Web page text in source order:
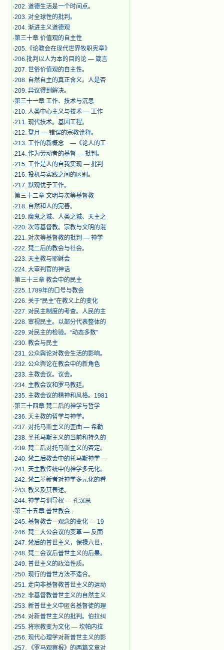
·202. 道德生活是一个时间点。
·203. 对全球性的批判。
·204. 渐进主义道德观
·第三十章 价值观的自主性
·205.《论教会在现代世界牧职宪章》
·206.批判以人为本的目的论 — 箴言
·207. 世俗价值观的自主性。
·208. 自然自主的真正含义。人是否
·209. 异议得到解决。
·第三十一章 工作、技术与沉思
·210. 人类中心主义与技术 — 工作
·211. 现代技术。基因工程。
·212. 登月 — 错误的宗教诠释。
·213. 工作的新概念 —《论人的工
·214. 作为劳动者的基督 — 批判。
·215. 工作是人的自我实现 — 批判
·216. 投机与实践之间的区别。
·217. 默观优于工作。
·第三十二章 文明与次等基督教
·218. 自然和人的完善。
·219. 魔鬼之城、人类之城、天主之
·220. 次等基督教。宗教与文明的混
·221. 对次等基督教的批判 — 神学
·222. 梵二后的教会与社会。
·223. 天主教与耶稣会
·224. 大审判官的神话
·第三十三章 教会中的民主
·225. 1789年的口号与教会
·226. 关于“民主”在教义上的变化
·227. 对民主制度的考查。人民的主
·228. 审视民主。以部分代表整体的
·229. 对民主的检验。“动态多数”
·230. 教会与民主
·231. 公众舆论对教会生活的影响。
·232. 公众舆论在教会中的新角色
·233. 主教会议。议会。
·234. 主教会议和罗马教廷。
·235. 主教会议的精神和风格。1981
·第三十四章 梵二后的神学与哲学
·236. 天主教的哲学与神学。
·237. 对托马斯主义的歪曲 — 希勒
·238. 圣托马斯主义的当前和持久的
·239. 梵二后对托马斯主义的否定。
·240. 梵二后教会中的托马斯神学 —
·241. 天主教传统中的神学多元化。
·242. 梵二革新者对神学多元化的看
·243. 教义及其表述。
·244. 神学与训导权 — 孔汉思
·第三十五章 普世教会 .
·245. 基督教合一观念的变化 — 19
·246. 梵二大公会议的变革 — 反面
·247. 梵后的普世主义，保禄六世，
·248. 梵二会议后普世主义的后果。
·249. 普世主义的政治性质。
·250. 现行的普世方法不适合。
·251. 走向非基督教普世主义的运动
·252. 非基督教普世主义的自然主义
·253. 新普世主义中匿名基督徒的理
·254. 对新普世主义的批判。伯拉纠
·255. 将宗教变为文化 — 坎帕内拉
·256. 现代心理学对新普世主义的影
·257. 《罗马观察报》的两篇文章对